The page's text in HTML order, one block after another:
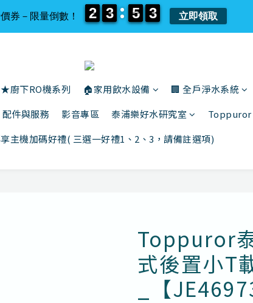
★廚下RO機系列 🏠家用飲水設備 🏢 全戶淨水系統
配件與服務 影音專區 泰浦樂好水研究室
Toppuror
主機加碼好禮( 三選一好禮1、2、3，請備註選項)
Toppuror
式後置小T
_【
券－限量倒數！ 2
2
2
2 3
3
3
3 5
5
5
5 3
3
3
3 立即領取